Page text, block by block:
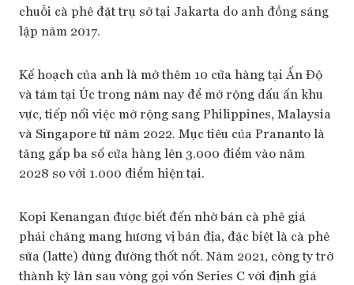
chuỗi cà phê đặt trụ sở tại Jakarta do anh đồng sáng
lập năm 2017.
Kế hoạch của anh là mở thêm 10 cửa hàng tại Ấn Độ
và tám tại Úc trong năm nay để mở rộng dấu ấn khu
vực, tiếp nối việc mở rộng sang Philippines, Malaysia
và Singapore từ năm 2022. Mục tiêu của Prananto là
tăng gấp ba số cửa hàng lên 3.000 điểm vào năm
2028 so với 1.000 điểm hiện tại.
Kopi Kenangan được biết đến nhờ bán cà phê giá
phải chăng mang hương vị bản địa, đặc biệt là cà phê
sữa (latte) dùng đường thốt nốt. Năm 2021, công ty trở
thành kỳ lân sau vòng gọi vốn Series C với định giá